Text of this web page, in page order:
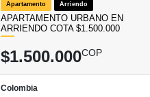
Apartamento Arriendo
APARTAMENTO URBANO EN
ARRIENDO COTA $1.500.000
$1.500.000COP
Colombia